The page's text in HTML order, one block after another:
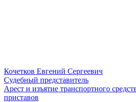
Кочетков Евгений Сергеевич
Судебный представитель
Арест и изъятие транспортного
приставов